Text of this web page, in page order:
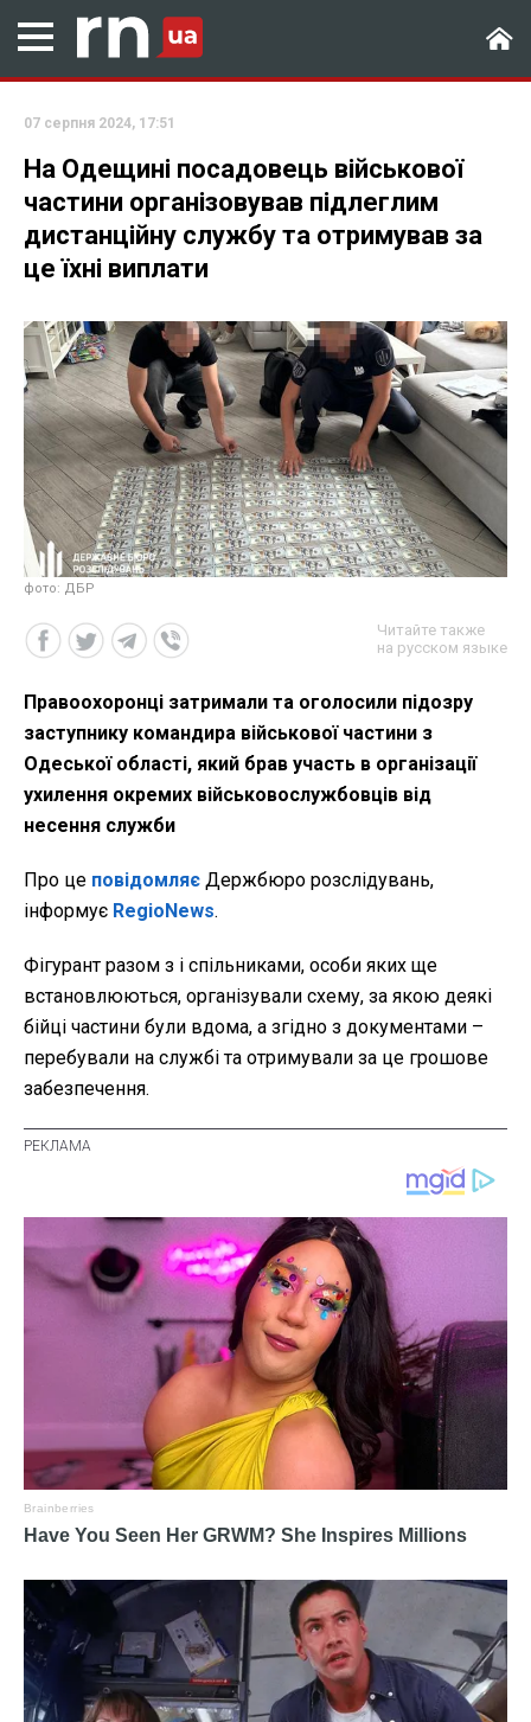
07 серпня 2024, 17:51
На Одещині посадовець військової
частини організовував підлеглим
дистанційну службу та отримував за
це їхні виплати
фото: ДБР
Читайте также
на русском языке
Правоохоронці затримали та оголосили підозру
заступнику командира військової частини з
Одеської області, який брав участь в організації
ухилення окремих військовослужбовців від
несення служби
Про це повідомляє Держбюро розслідувань,
інформує RegioNews.
Фігурант разом з і спільниками, особи яких ще
встановлюються, організували схему, за якою деякі
бійці частини були вдома, а згідно з документами –
перебували на службі та отримували за це грошове
забезпечення.